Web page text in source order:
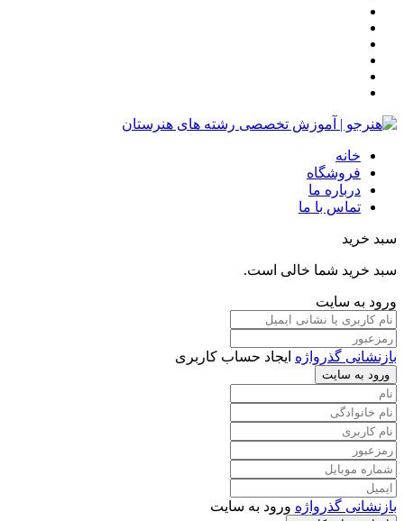
خانه
فروشگاه
درباره ما
تماس با ما
سبد خرید
سبد خرید شما خالی است.
ورود به سایت
بازنشانی گذرواژه ایجاد حساب کاربری
ورود به سایت
بازنشانی گذرواژه ورود به سایت